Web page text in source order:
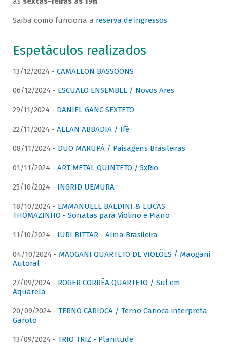
Saiba como funciona a reserva de ingressos.
Espetáculos realizados
13/12/2024 - CAMALEON BASSOONS
06/12/2024 - ESCUALO ENSEMBLE / Novos Ares
29/11/2024 - DANIEL GANC SEXTETO
22/11/2024 - ALLAN ABBADIA / Ifè
08/11/2024 - DUO MARUPÁ / Paisagens Brasileiras
01/11/2024 - ART METAL QUINTETO / 5xRio
25/10/2024 - INGRID UEMURA
18/10/2024 - EMMANUELE BALDINI & LUCAS
THOMAZINHO - Sonatas para Violino e Piano
11/10/2024 - IURI BITTAR - Alma Brasileira
04/10/2024 - MAOGANI QUARTETO DE VIOLÕES / Maogani
Autoral
27/09/2024 - ROGER CORRÊA QUARTETO / Sul em
Aquarela
20/09/2024 - TERNO CARIOCA / Terno Carioca interpreta
Garoto
13/09/2024 - TRIO TRIZ - Planitude